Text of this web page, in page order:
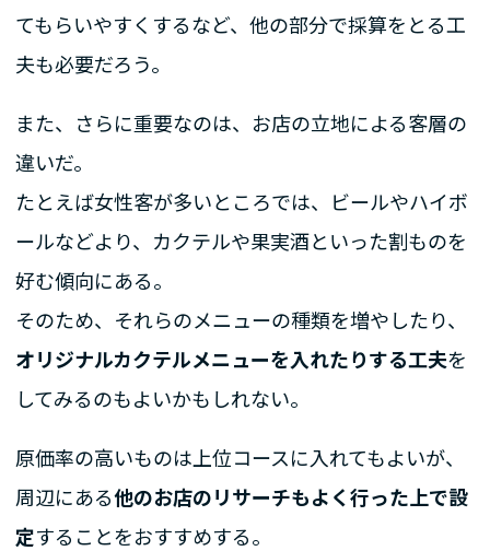
てもらいやすくするなど、他の部分で採算をとる工
夫も必要だろう。
また、さらに重要なのは、お店の立地による客層の
違いだ。
たとえば女性客が多いところでは、ビールやハイボ
ールなどより、カクテルや果実酒といった割ものを
好む傾向にある。
そのため、それらのメニューの種類を増やしたり、
オリジナルカクテルメニューを入れたりする工夫を
してみるのもよいかもしれない。
原価率の高いものは上位コースに入れてもよいが、
周辺にある他のお店のリサーチもよく行った上で設
定することをおすすめする。